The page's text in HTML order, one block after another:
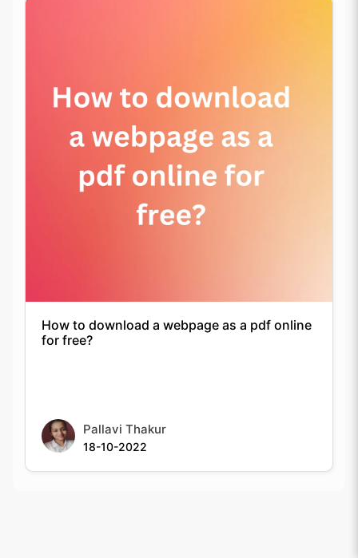
How to download a webpage as a pdf online
for free?
Pallavi Thakur
18-10-2022